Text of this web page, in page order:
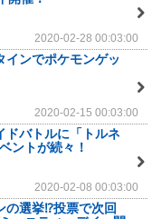
2020-02-28 00:03:00
インでポケモンゲッ
2020-02-15 00:03:00
ドバトルに「トルネ
ントが続々！
2020-02-08 00:03:00
の選挙⁉投票で次回